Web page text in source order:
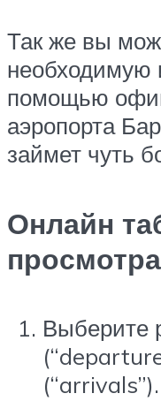
Так же вы
помощью
аэропорта
займет чуть
Онлайн
Выберите
(“arrivals”).